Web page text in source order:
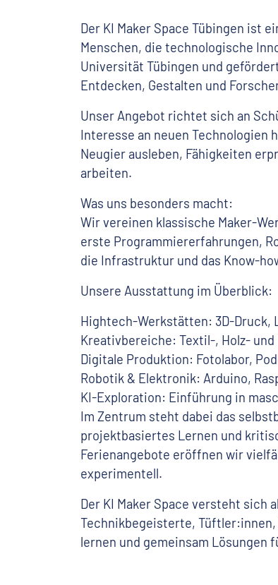
Der KI Maker Space Tübingen ist
Menschen, die technologische
Universität Tübingen und
Entdecken, Gestalten und
Unser Angebot richtet sich an
Interesse an neuen Technologien
Neugier ausleben, Fähigkeiten
arbeiten.
Was uns besonders macht:
Wir vereinen klassische Maker-
erste Programmiererfahrungen,
die Infrastruktur und das Know-
Unsere Ausstattung im Überblick:
Hightech-Werkstätten: 3D-Druck,
Kreativbereiche: Textil-, Holz-
Digitale Produktion: Fotolabor,
Robotik & Elektronik: Arduino,
KI-Exploration: Einführung in
Im Zentrum steht dabei das
projektbasiertes Lernen und
Ferienangebote eröffnen wir
experimentell.
Der KI Maker Space versteht sich
Technikbegeisterte, Tüftler:innen,
lernen und gemeinsam Lösungen